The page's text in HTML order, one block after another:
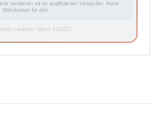
verdienen wir an qualifizierten Verkäufen. Keine
Mehrkosten für dich.
variieren · Stand: 8.8.2026